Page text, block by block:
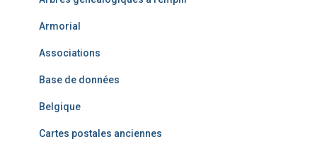
Armorial
Associations
Base de données
Belgique
Cartes postales anciennes